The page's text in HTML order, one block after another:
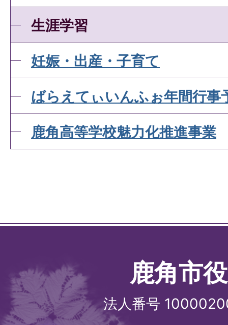
生涯学習
妊娠・出産・子育て
ばらえてぃいんふぉ年間行事
鹿角高等学校魅力化推進事業
鹿角市
法人番号